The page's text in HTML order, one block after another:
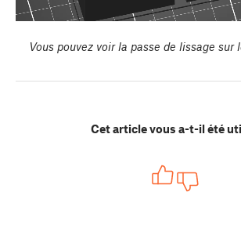
Vous pouvez voir la passe de lissage sur
Cet article vous a-t-il été